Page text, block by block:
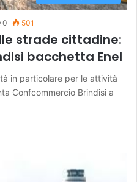
0 501
strade cittadine:
bacchetta Enel
in particolare per le attività
Confcommercio Brindisi a